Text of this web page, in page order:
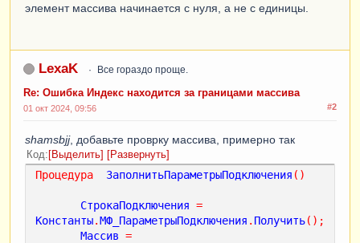
элемент массива начинается с нуля, а не с единицы.
LexaK Все гораздо проще.
Re: Ошибка Индекс находится за границами массива
#2
01 окт 2024, 09:56
shamsbjj, добавьте проврку массива, примерно так
Код Выделить Развернуть
Процедура ЗаполнитьПараметрыПодключения ()
СтрокаПодключения =
Константы.МФ_ПараметрыПодключения . Получить();
Массив =